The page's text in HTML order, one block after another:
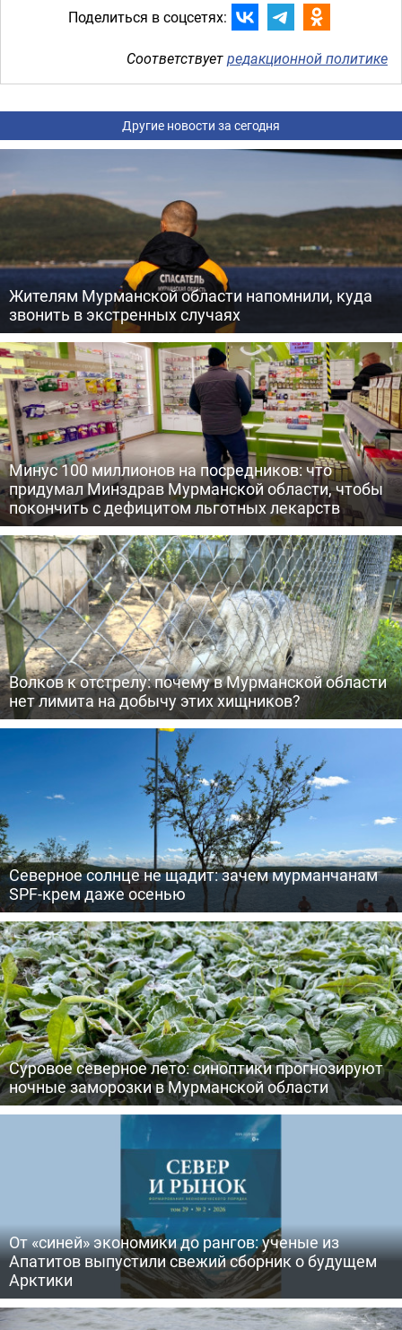
Поделиться в соцсетях:
Соответствуетредакционной политике
Другие новости за сегодня
Жителям Мурманской области напомнили, куда
звонить в экстренных случаях
Минус 100 миллионов на посредников: что
придумал Минздрав Мурманской области, чтобы
покончить с дефицитом льготных лекарств
Волков к отстрелу: почему в Мурманской области
нет лимита на добычу этих хищников?
Северное солнце не щадит: зачем мурманчанам
SPF-крем даже осенью
Суровое северное лето: синоптики прогнозируют
ночные заморозки в Мурманской области
От «синей» экономики до рангов: ученые из
Апатитов выпустили свежий сборник о будущем
Арктики